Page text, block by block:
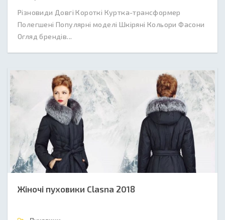
Різновиди Довгі Короткі Куртка-трансформер
Полегшені Популярні моделі Шкіряні Кольори Фасони
Огляд брендів...
Жіночі пуховики Clasna 2018